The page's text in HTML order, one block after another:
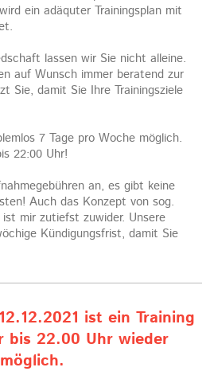
ein adäquter Trainingsplan mit
lassen wir Sie nicht alleine.
auf Wunsch immer beratend zur
damit Sie Ihre Trainingsziele
7 Tage pro Woche möglich.
22:00 Uhr!
an, es gibt keine
Auch das Konzept von sog.
mir zutiefst zuwider. Unsere
Kündigungsfrist, damit Sie
ist ein Training
bis 22.00 Uhr wieder
möglich.